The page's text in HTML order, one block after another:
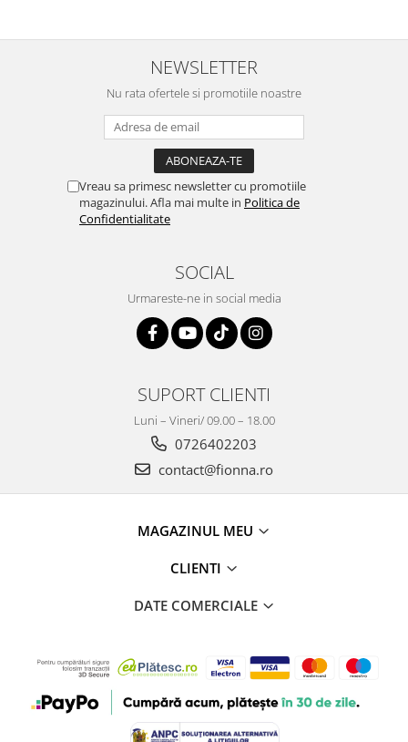
NEWSLETTER
Nu rata ofertele si promotiile noastre
Vreau sa primesc newsletter cu promotiile
magazinului. Afla mai multe in Politica de
Confidentialitate
SOCIAL
Urmareste-ne in social media
SUPORT CLIENTI
Luni – Vineri/ 09.00 – 18.00
0726402203
contact@fionna.ro
MAGAZINUL MEU
CLIENTI
DATE COMERCIALE